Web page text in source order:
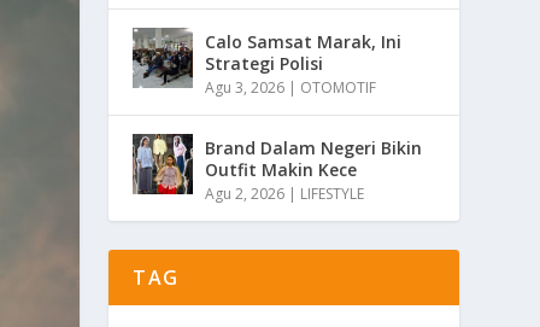
Calo Samsat Marak, Ini
Strategi Polisi
Agu 3, 2026 | OTOMOTIF
Brand Dalam Negeri Bikin
Outfit Makin Kece
Agu 2, 2026 | LIFESTYLE
TAG